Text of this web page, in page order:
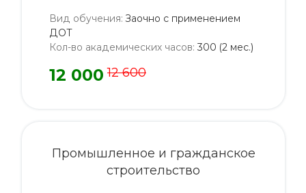
Вид обучения: Заочно с применением
ДОТ
Кол-во академических часов: 300 (2 мес.)
12 000 12 600
Промышленное и гражданское
строительство